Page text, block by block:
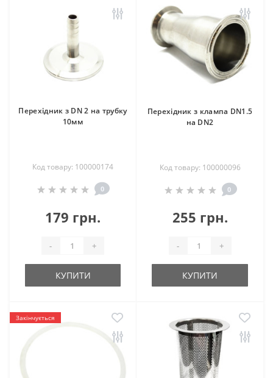
Перехідник з DN 2 на трубку
10мм
Код товару: 100000174
0
179 грн.
- +
КУПИТИ
Перехідник з клампа DN1.5
на DN2
Код товару: 100000096
0
255 грн.
- +
КУПИТИ
Закінчується